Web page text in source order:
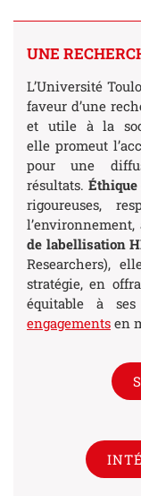
UNE
L’Université
faveur d’une
et utile à la
elle promeut
pour une
résultats.
rigoureuses,
de labellisation
Researchers),
stratégie, en
équitable à
engagements en